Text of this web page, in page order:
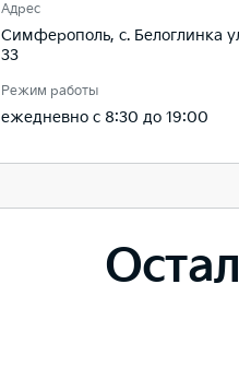
Адрес
Симферополь, с. Белоглинка
33
Режим работы
ежедневно с 8:30 до 19:00